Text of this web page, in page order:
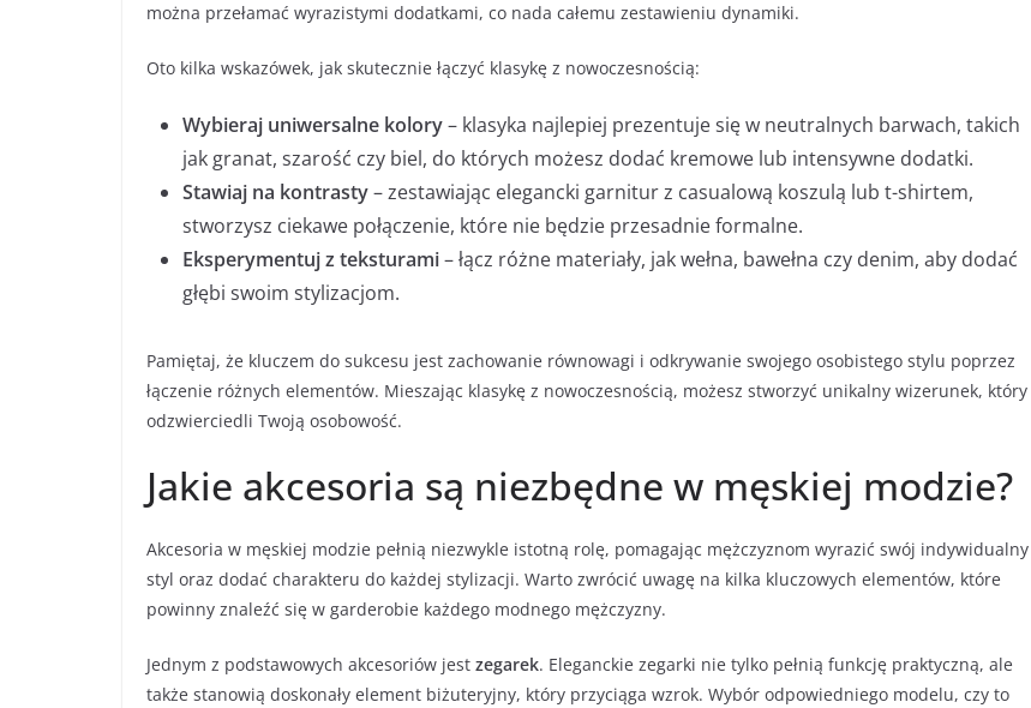
można przełamać wyrazistymi dodatkami, co nada całemu zestawieniu dynamiki.
Oto kilka wskazówek, jak skutecznie łączyć klasykę z nowoczesnością:
Wybieraj uniwersalne kolory– klasyka najlepiej prezentuje się w neutralnych barwach, takich
jak granat, szarość czy biel, do których możesz dodać kremowe lub intensywne dodatki.
Stawiaj na kontrasty– zestawiając elegancki garnitur z casualową koszulą lub t-shirtem,
stworzysz ciekawe połączenie, które nie będzie przesadnie formalne.
Eksperymentuj z teksturami– łącz różne materiały, jak wełna, bawełna czy denim, aby dodać
głębi swoim stylizacjom.
Pamiętaj, że kluczem do sukcesu jest zachowanie równowagi i odkrywanie swojego osobistego stylu poprzez
łączenie różnych elementów. Mieszając klasykę z nowoczesnością, możesz stworzyć unikalny wizerunek, który
odzwierciedli Twoją osobowość.
Jakie akcesoria są niezbędne w męskiej modzie?
Akcesoria w męskiej modzie pełnią niezwykle istotną rolę, pomagając mężczyznom wyrazić swój indywidualny
styl oraz dodać charakteru do każdej stylizacji. Warto zwrócić uwagę na kilka kluczowych elementów, które
powinny znaleźć się w garderobie każdego modnego mężczyzny.
Jednym z podstawowych akcesoriów jest zegarek. Eleganckie zegarki nie tylko pełnią funkcję praktyczną, ale
także stanowią doskonały element biżuteryjny, który przyciąga wzrok. Wybór odpowiedniego modelu, czy to